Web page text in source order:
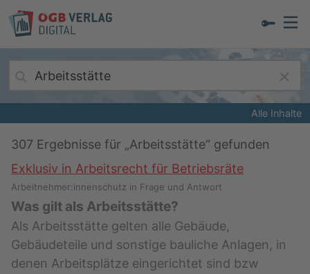
Alle Inhalte
307 Ergebnisse für „Arbeitsstätte“ gefunden
Exklusiv in Arbeitsrecht für Betriebsräte
Arbeitnehmer:innenschutz in Frage und Antwort
Was gilt als Arbeitsstätte?
Als Arbeitsstätte gelten alle Gebäude,
Gebäudeteile und sonstige bauliche Anlagen, in
denen Arbeitsplätze eingerichtet sind bzw